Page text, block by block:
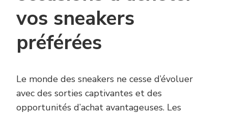
vos sneakers
préférées
Le monde des sneakers ne cesse d’évoluer
avec des sorties captivantes et des
opportunités d’achat avantageuses. Les